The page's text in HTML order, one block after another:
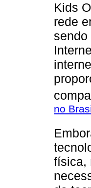
Kids
rede
sendo
no
física,